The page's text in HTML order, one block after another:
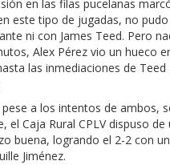
en las filas pucelanas
este tipo de jugadas, no
ni con James Teed. Pero
Alex Pérez vio un hueco
las inmediaciones de
a los intentos de ambos,
el Caja Rural CPLV dispuso de
buena, logrando el 2-2 con un
Jiménez.